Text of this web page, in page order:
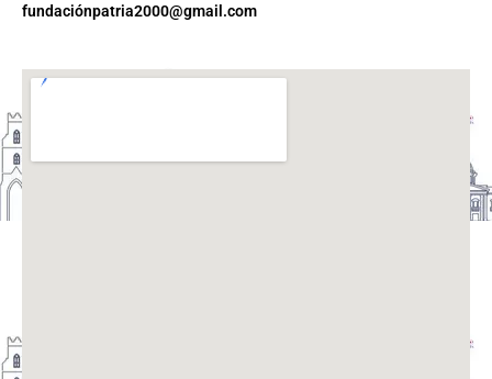
fundaciónpatria2000@gmail.com